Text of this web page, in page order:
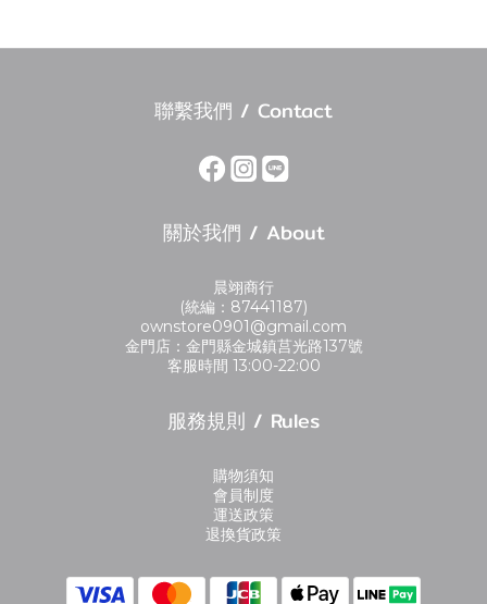
聯繫我們 / Contact
關於我們 / About
晨翊商行
(統編：87441187)
ownstore0901@gmail.com
金門店：金門縣金城鎮莒光路137號
客服時間 13:00-22:00
服務規則 / Rules
購物須知
會員制度
運送政策
退換貨政策